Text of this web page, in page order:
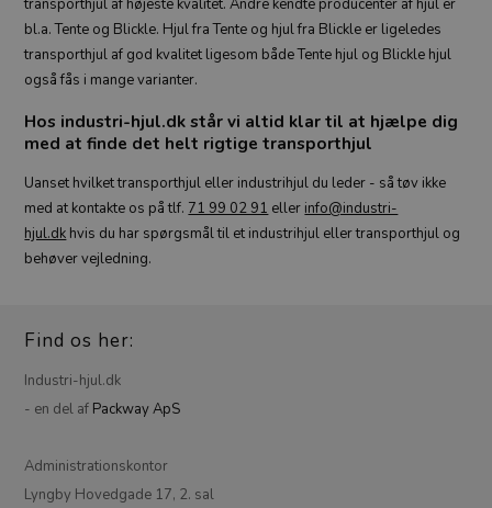
transporthjul af højeste kvalitet. Andre kendte producenter af hjul er
bl.a. Tente og Blickle. Hjul fra Tente og hjul fra Blickle er ligeledes
transporthjul af god kvalitet ligesom både Tente hjul og Blickle hjul
også fås i mange varianter.
Hos industri-hjul.dk står vi altid klar til at hjælpe dig
med at finde det helt rigtige transporthjul
Uanset hvilket transporthjul eller industrihjul du leder - så tøv ikke
med at kontakte os på tlf. 71 99 02 91 eller info@industri-
hjul.dk hvis du har spørgsmål til et industrihjul eller transporthjul og
behøver vejledning.
Find os her:
Industri-hjul.dk
- en del af Packway ApS
Administrationskontor
Lyngby Hovedgade 17, 2. sal